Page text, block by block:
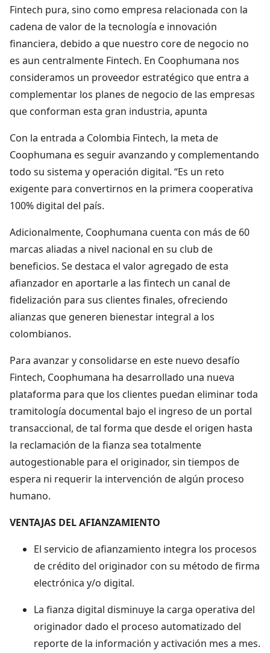
Fintech pura, sino como empresa relacionada con la
cadena de valor de la tecnología e innovación
financiera, debido a que nuestro core de negocio no
es aun centralmente Fintech. En Coophumana nos
consideramos un proveedor estratégico que entra a
complementar los planes de negocio de las empresas
que conforman esta gran industria, apunta
Con la entrada a Colombia Fintech, la meta de
Coophumana es seguir avanzando y complementando
todo su sistema y operación digital. “Es un reto
exigente para convertirnos en la primera cooperativa
100% digital del país.
Adicionalmente, Coophumana cuenta con más de 60
marcas aliadas a nivel nacional en su club de
beneficios. Se destaca el valor agregado de esta
afianzador en aportarle a las fintech un canal de
fidelización para sus clientes finales, ofreciendo
alianzas que generen bienestar integral a los
colombianos.
Para avanzar y consolidarse en este nuevo desafío
Fintech, Coophumana ha desarrollado una nueva
plataforma para que los clientes puedan eliminar toda
tramitología documental bajo el ingreso de un portal
transaccional, de tal forma que desde el origen hasta
la reclamación de la fianza sea totalmente
autogestionable para el originador, sin tiempos de
espera ni requerir la intervención de algún proceso
humano.
VENTAJAS DEL AFIANZAMIENTO
El servicio de afianzamiento integra los procesos
de crédito del originador con su método de firma
electrónica y/o digital.
La fianza digital disminuye la carga operativa del
originador dado el proceso automatizado del
reporte de la información y activación mes a mes.